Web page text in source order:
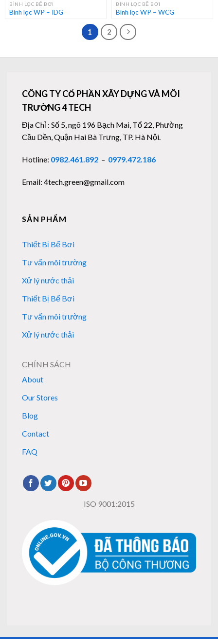
BÌNH LỌC BỂ BƠI
Bình lọc WP – IDG
BÌNH LỌC BỂ BƠI
Bình lọc WP – WCG
1 2
CÔNG TY CỔ PHẦN XÂY DỰNG VÀ MÔI
TRƯỜNG 4 TECH
Địa Chỉ : Số 5, ngõ 196 Bạch Mai, Tổ 22, Phường
Cầu Dền, Quận Hai Bà Trưng, TP. Hà Nội.
Hotline: 0982.461.892 – 0979.472.186
Email: 4tech.green@gmail.com
SẢN PHẨM
Thiết Bị Bể Bơi
Tư vấn môi trường
Xử lý nước thải
Thiết Bị Bể Bơi
Tư vấn môi trường
Xử lý nước thải
CHÍNH SÁCH
About
Our Stores
Blog
Contact
FAQ
ISO 9001:2015